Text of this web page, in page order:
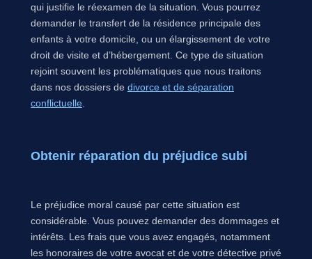
qui justifie le réexamen de la situation. Vous pourrez
demander le transfert de la résidence principale des
enfants à votre domicile, ou un élargissement de votre
droit de visite et d’hébergement. Ce type de situation
rejoint souvent les problématiques que nous traitons
dans nos dossiers de divorce et de séparation
conflictuelle
Obtenir réparation du préjudice subi
Le préjudice moral causé par cette situation est
considérable. Vous pouvez demander des dommages et
intérêts. Les frais que vous avez engagés, notamment
les honoraires de votre avocat et de votre détective privé